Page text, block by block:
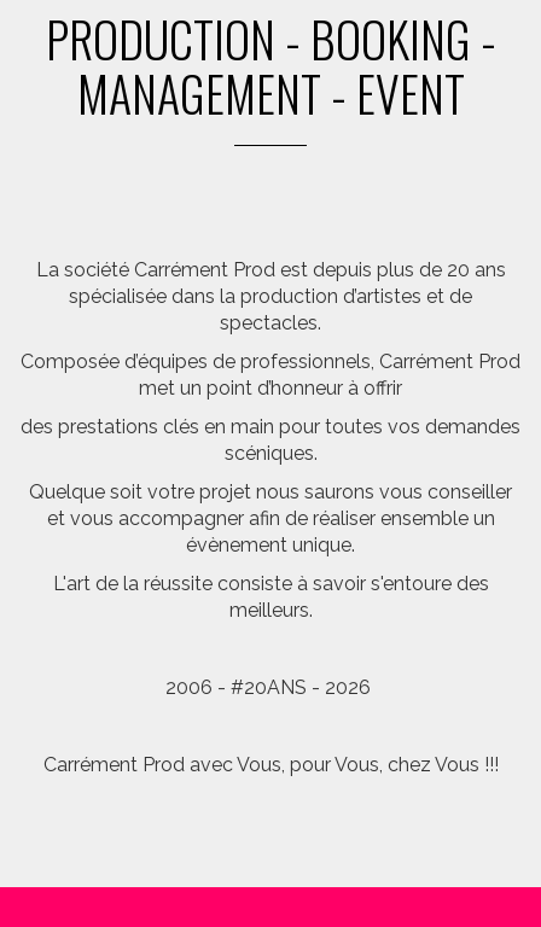
PRODUCTION - BOOKING -
MANAGEMENT - EVENT
La société Carrément Prod est depuis plus de 20 ans
spécialisée dans la production d’artistes et de
spectacles.
Composée d’équipes de professionnels, Carrément Prod
met un point d’honneur à offrir
des prestations clés en main pour toutes vos demandes
scéniques.
Quelque soit votre projet nous saurons vous conseiller
et vous accompagner afin de réaliser ensemble un
évènement unique.
L'art de la réussite consiste à savoir s'entoure des
meilleurs.
2006 - #20ANS - 2026
Carrément Prod avec Vous, pour Vous, chez Vous !!!